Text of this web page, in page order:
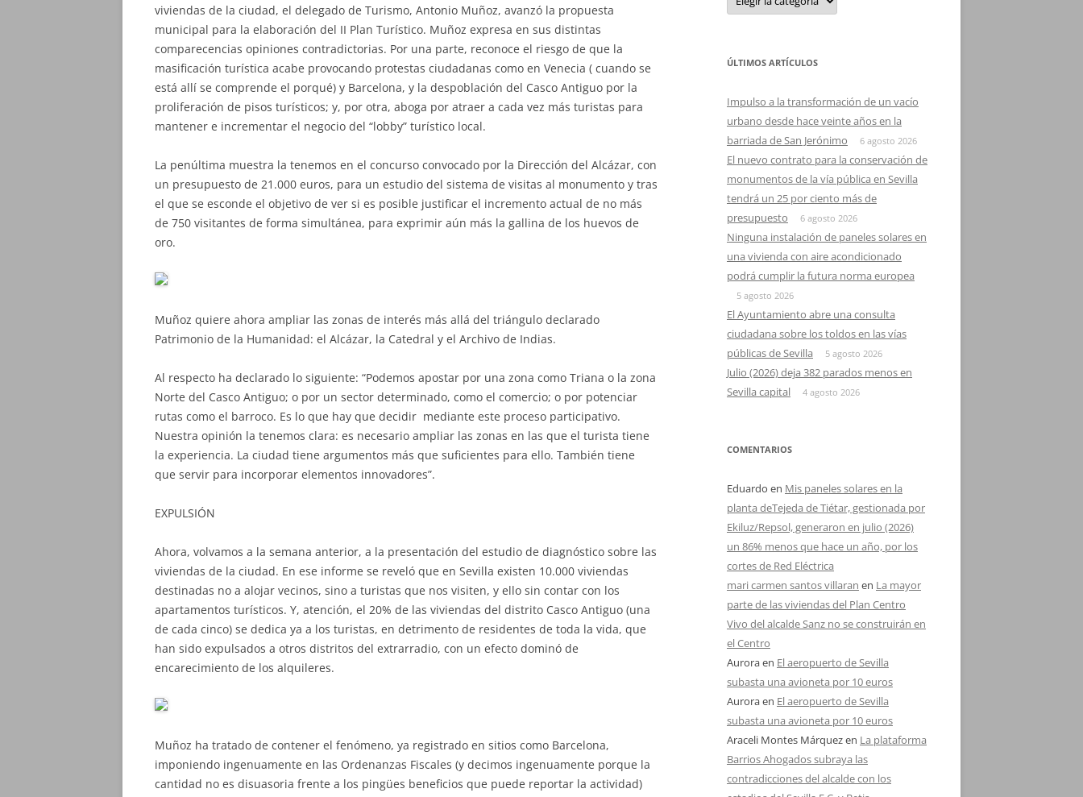
viviendas de la ciudad, el delegado de Turismo, Antonio Muñoz, avanzó la propuesta
municipal para la elaboración del II Plan Turístico. Muñoz expresa en sus distintas
comparecencias opiniones contradictorias. Por una parte, reconoce el riesgo de que la
masificación turística acabe provocando protestas ciudadanas como en Venecia ( cuando se
está allí se comprende el porqué) y Barcelona, y la despoblación del Casco Antiguo por la
proliferación de pisos turísticos; y, por otra, aboga por atraer a cada vez más turistas para
mantener e incrementar el negocio del “lobby” turístico local.
La penúltima muestra la tenemos en el concurso convocado por la Dirección del Alcázar, con
un presupuesto de 21.000 euros, para un estudio del sistema de visitas al monumento y tras
el que se esconde el objetivo de ver si es posible justificar el incremento actual de no más
de 750 visitantes de forma simultánea, para exprimir aún más la gallina de los huevos de
oro.
Muñoz quiere ahora ampliar las zonas de interés más allá del triángulo declarado
Patrimonio de la Humanidad: el Alcázar, la Catedral y el Archivo de Indias.
Al respecto ha declarado lo siguiente: “Podemos apostar por una zona como Triana o la zona
Norte del Casco Antiguo; o por un sector determinado, como el comercio; o por potenciar
rutas como el barroco. Es lo que hay que decidir mediante este proceso participativo.
Nuestra opinión la tenemos clara: es necesario ampliar las zonas en las que el turista tiene
la experiencia. La ciudad tiene argumentos más que suficientes para ello. También tiene
que servir para incorporar elementos innovadores”.
EXPULSIÓN
Ahora, volvamos a la semana anterior, a la presentación del estudio de diagnóstico sobre las
viviendas de la ciudad. En ese informe se reveló que en Sevilla existen 10.000 viviendas
destinadas no a alojar vecinos, sino a turistas que nos visiten, y ello sin contar con los
apartamentos turísticos. Y, atención, el 20% de las viviendas del distrito Casco Antiguo (una
de cada cinco) se dedica ya a los turistas, en detrimento de residentes de toda la vida, que
han sido expulsados a otros distritos del extrarradio, con un efecto dominó de
encarecimiento de los alquileres.
Muñoz ha tratado de contener el fenómeno, ya registrado en sitios como Barcelona,
imponiendo ingenuamente en las Ordenanzas Fiscales (y decimos ingenuamente porque la
cantidad no es disuasoria frente a los pingües beneficios que puede reportar la actividad)
ÚLTIMOS ARTÍCULOS
Impulso a la transformación de un vacío
urbano desde hace veinte años en la
barriada de San Jerónimo
6 agosto 2026
El nuevo contrato para la conservación de
monumentos de la vía pública en Sevilla
tendrá un 25 por ciento más de
presupuesto
6 agosto 2026
Ninguna instalación de paneles solares en
una vivienda con aire acondicionado
podrá cumplir la futura norma europea
5 agosto 2026
El Ayuntamiento abre una consulta
ciudadana sobre los toldos en las vías
públicas de Sevilla
5 agosto 2026
Julio (2026) deja 382 parados menos en
Sevilla capital
4 agosto 2026
COMENTARIOS
Eduardo en Mis paneles solares en la
planta deTejeda de Tiétar, gestionada por
Ekiluz/Repsol, generaron en julio (2026)
un 86% menos que hace un año, por los
cortes de Red Eléctrica
mari carmen santos villaran en La mayor
parte de las viviendas del Plan Centro
Vivo del alcalde Sanz no se construirán en
el Centro
Auroraen El aeropuerto de Sevilla
subasta una avioneta por 10 euros
Auroraen El aeropuerto de Sevilla
subasta una avioneta por 10 euros
Araceli Montes Márquezen La plataforma
Barrios Ahogados subraya las
contradicciones del alcalde con los